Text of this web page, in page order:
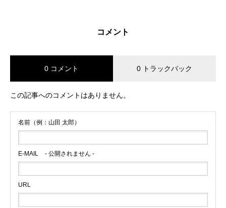
コメント
0 コメント 0 トラックバック
この記事へのコメントはありません。
名前（例：山田 太郎）
E-MAIL - 公開されません -
URL